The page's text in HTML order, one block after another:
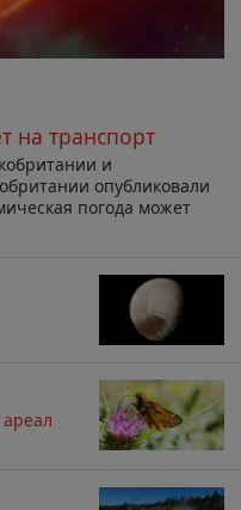
на транспорт
и
опубликовали
погода может